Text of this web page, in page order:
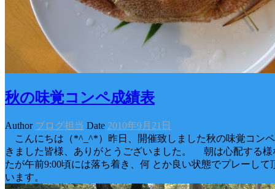
秋の味覚コンペ成績表
Author ブログ担当 Date 2010年9月21日
こんにちは（*^_^*）昨日、開催致しました秋の味覚コン
きました皆様、ありがとうございました。 朝は心配する様
たが午前9:00頃には落ち着き、何 とか良い状態でプレーして
います。